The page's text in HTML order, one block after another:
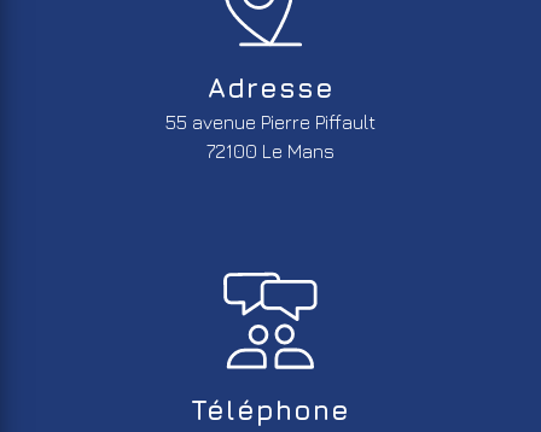
Adresse
55 avenue Pierre Piffault
72100 Le Mans
Téléphone